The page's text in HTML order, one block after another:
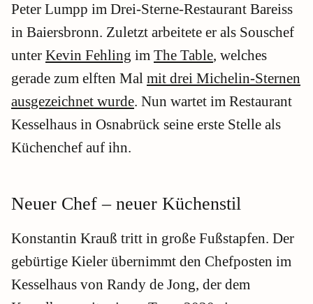
Peter Lumpp im Drei-Sterne-Restaurant Bareiss
in Baiersbronn. Zuletzt arbeitete er als Souschef
unter Kevin Fehling im The Table, welches
gerade zum elften Mal mit drei Michelin-Sternen
ausgezeichnet wurde. Nun wartet im Restaurant
Kesselhaus in Osnabrück seine erste Stelle als
Küchenchef auf ihn.
Neuer Chef – neuer Küchenstil
Konstantin Krauß tritt in große Fußstapfen. Der
gebürtige Kieler übernimmt den Chefposten im
Kesselhaus von Randy de Jong, der dem